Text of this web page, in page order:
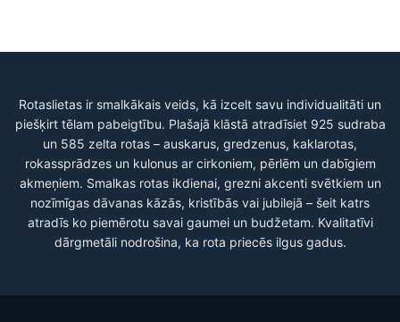
Rotaslietas ir smalkākais veids, kā izcelt savu individualitāti un
piešķirt tēlam pabeigtību. Plašajā klāstā atradīsiet 925 sudraba
un 585 zelta rotas – auskarus, gredzenus, kaklarotas,
rokassprādzes un kulonus ar cirkoniem, pērlēm un dabīgiem
akmeņiem. Smalkas rotas ikdienai, grezni akcenti svētkiem un
nozīmīgas dāvanas kāzās, kristībās vai jubilejā – šeit katrs
atradīs ko piemērotu savai gaumei un budžetam. Kvalitatīvi
dārgmetāli nodrošina, ka rota priecēs ilgus gadus.